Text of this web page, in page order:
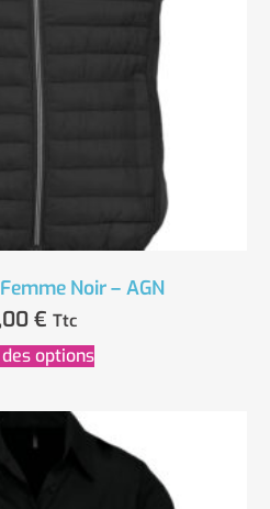
Noir – AGN
€ Ttc
des options